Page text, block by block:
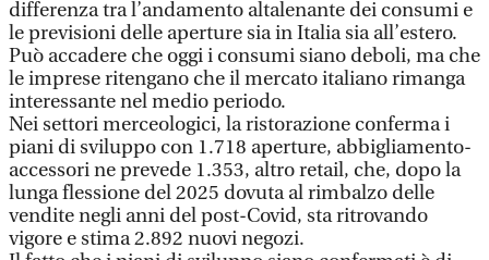
differenza tra l’andamento altalenante dei consumi e
le previsioni delle aperture sia in Italia sia all’estero.
Può accadere che oggi i consumi siano deboli, ma che
le imprese ritengano che il mercato italiano rimanga
interessante nel medio periodo.
Nei settori merceologici, la ristorazione conferma i
piani di sviluppo con 1.718 aperture, abbigliamento-
accessori ne prevede 1.353, altro retail, che, dopo la
lunga flessione del 2025 dovuta al rimbalzo delle
vendite negli anni del post-Covid, sta ritrovando
vigore e stima 2.892 nuovi negozi.